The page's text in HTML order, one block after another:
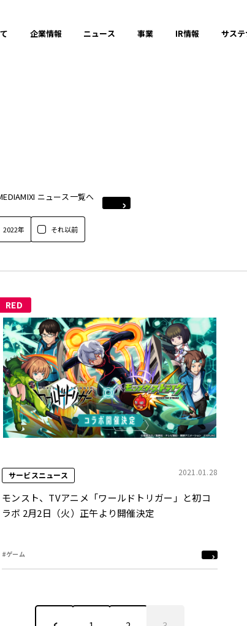
企業情報 ニュース 事業 IR情報 サス
ニュース一覧へ
2022年 それ以前
RED
サービスニュース 2021.01.28
モンスト、TVアニメ「ワールドトリガー」と初コ
ラボ 2月2日（火）正午より開催決定
#ゲーム